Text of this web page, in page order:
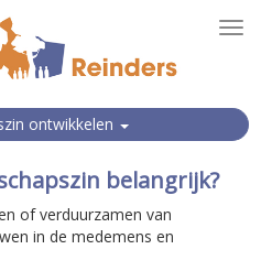
ontwikkelen
belangrijk?
of verduurzamen van
in de medemens en